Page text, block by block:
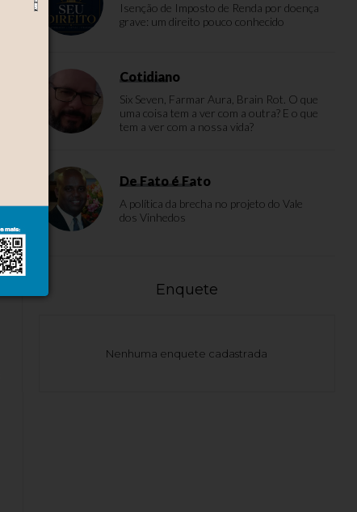
Isenção de Imposto de Renda por doença
grave: um direito pouco conhecido
Cotidiano
Six Seven, Farmar Aura, Brain Rot. O que
uma coisa tem a ver com a outra? E o que
tem a ver com a nossa vida?
De Fato é Fato
A política da brecha no projeto do Vale
dos Vinhedos
Enquete
Nenhuma enquete cadastrada